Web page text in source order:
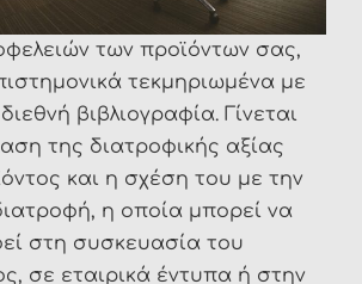
των προϊόντων σας,
τεκμηριωμένα με
βιβλιογραφία. Γίνεται
της διατροφικής αξίας
και η σχέση του με την
η οποία μπορεί να
στη συσκευασία του
σε εταιρικά έντυπα ή στην